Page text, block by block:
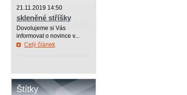
21.11.2019 14:50
skleněné stříšky
Dovolujeme si Vás
informovat o novince v...
Celý článek
Štítky